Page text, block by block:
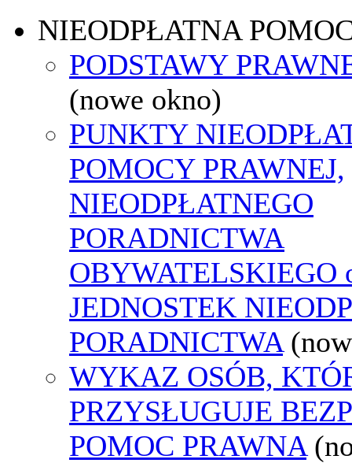
NIEODPŁATNA
PODSTAWY
(nowe okno)
PUNKTY
POMOCY PRAWNEJ,
NIEODPŁATNEGO
PORADNICTWA
OBYWATELSKIEGO
JEDNOSTEK
PORADNICTWA
WYKAZ OSÓB,
PRZYSŁUGUJE
POMOC PRAWNA